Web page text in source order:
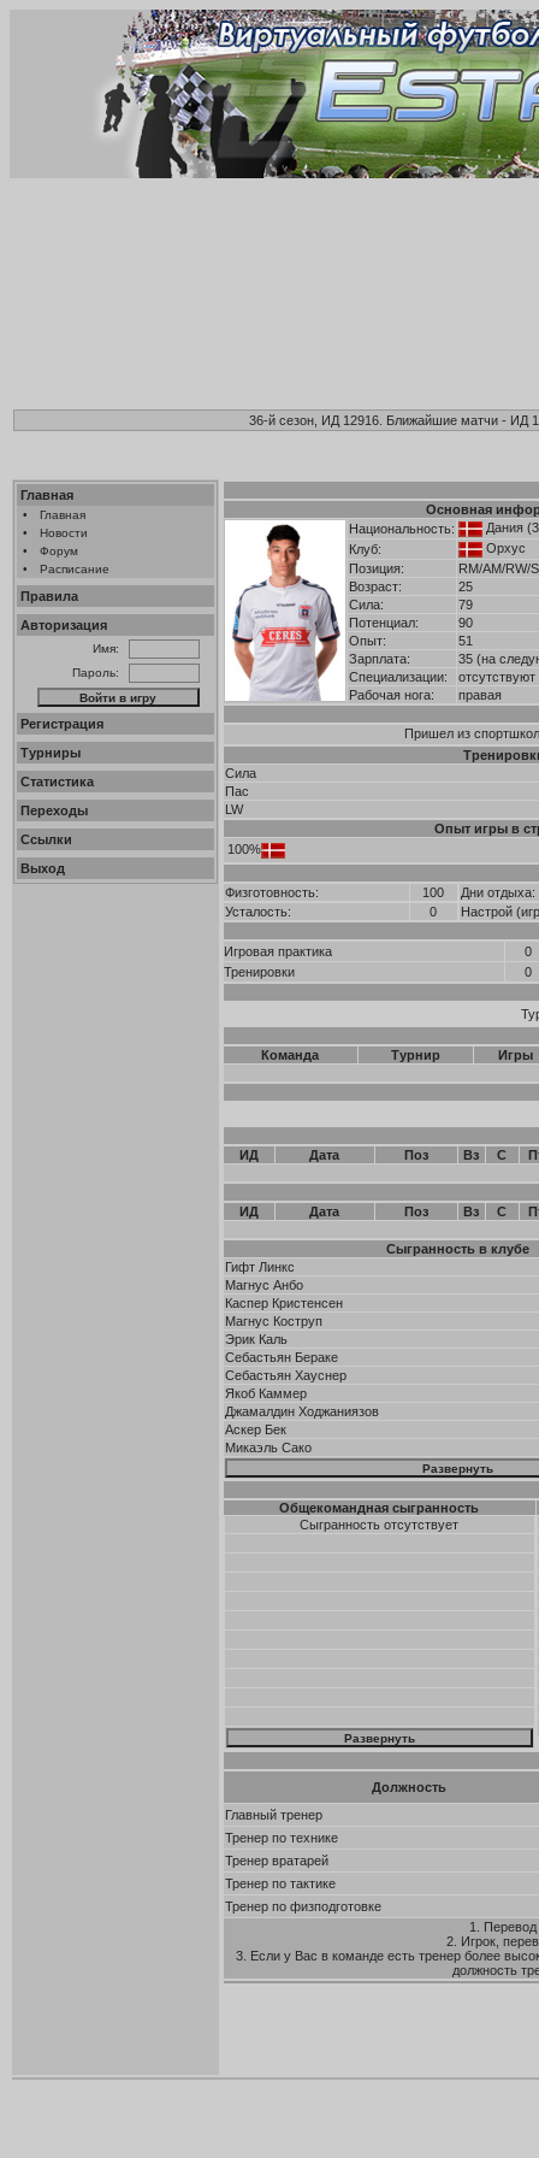
36-й сезон, ИД 12916. Ближайшие матчи - ИД
Главная
•
Главная
•
Новости
•
Форум
•
Расписание
Правила
Авторизация
Имя:
Пароль:
Регистрация
Турниры
Статистика
Переходы
Ссылки
Выход
Основная
Национальность:
Дания
Клуб:
Орхус
Позиция:
RM/AM/RW/
Возраст:
25
Сила:
79
Потенциал:
90
Опыт:
51
Зарплата:
35 (на
Специализации:
отсутствуют
Рабочая нога:
правая
Пришел из
Сила
Пас
LW
Опыт игры в
100%
Физготовность: 100
Дни отдыха:
Усталость:
0 Настрой
Игровая практика
0
Тренировки
0
Команда Турнир Игры
ИД Дата Поз Вз С
ИД Дата Поз Вз С
Сыгранность в клубе
Гифт Линкс
Магнус Анбо
Каспер Кристенсен
Магнус Коструп
Эрик Каль
Себастьян Бераке
Себастьян Хауснер
Якоб Каммер
Джамалдин Ходжаниязов
Аскер Бек
Микаэль Сако
Общекомандная сыгранность
Сыгранность отсутствует
Должность
Главный тренер
Тренер по технике
Тренер вратарей
Тренер по тактике
Тренер по физподготовке
1. Перевод
2. Игрок,
3. Если у Вас в команде есть тренер более
должность